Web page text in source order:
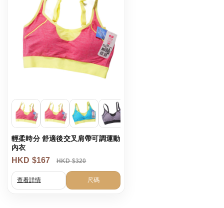
輕柔時分 舒適後交叉肩帶可調運動
內衣
HKD $167 HKD $320
查看詳情 尺碼